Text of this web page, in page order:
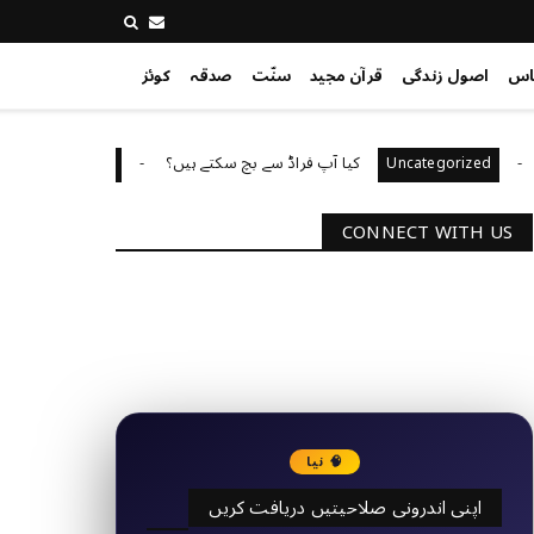
اصول زندگی قرآن مجید سنّت صدقہ کوئز
کیا آپ فراڈ سے بچ سکتے ہیں؟ Uncategorized
CONNECT WITH US
🧠 نیا
اپنی اندرونی صلاحیتیں دریافت کریں